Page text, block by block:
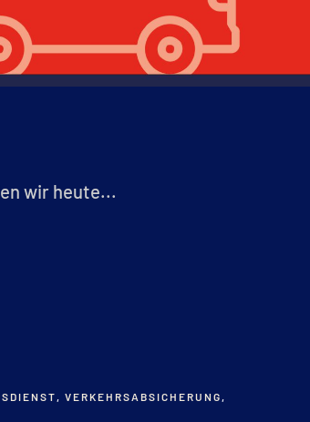
wir heute...
VERKEHRSABSICHERUNG